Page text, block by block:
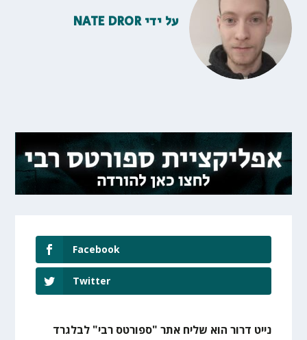
על ידיNATE DROR
Facebook
Twitter
נייט דרור הוא שליח אתר "ספורטס רבי" לבלגרד